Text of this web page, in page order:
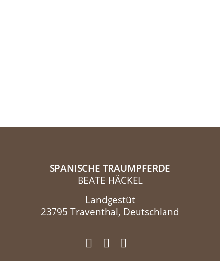
SPANISCHE TRAUMPFERDE
BEATE HÄCKEL
Landgestüt
23795 Traventhal, Deutschland